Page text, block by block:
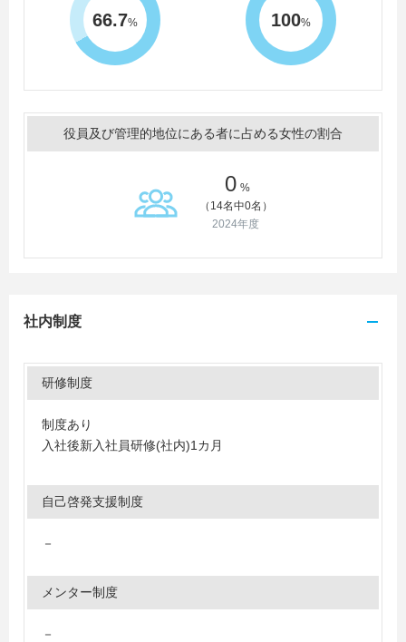
66.7% 100%
役員及び管理的地位にある者に占める女性の割合
0 %
（14名中0名）
2024年度
社内制度
研修制度
制度あり
入社後新入社員研修(社内)1カ月
自己啓発支援制度
－
メンター制度
－